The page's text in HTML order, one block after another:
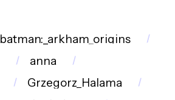
batman:_arkham_origins
anna
Grzegorz_Halama